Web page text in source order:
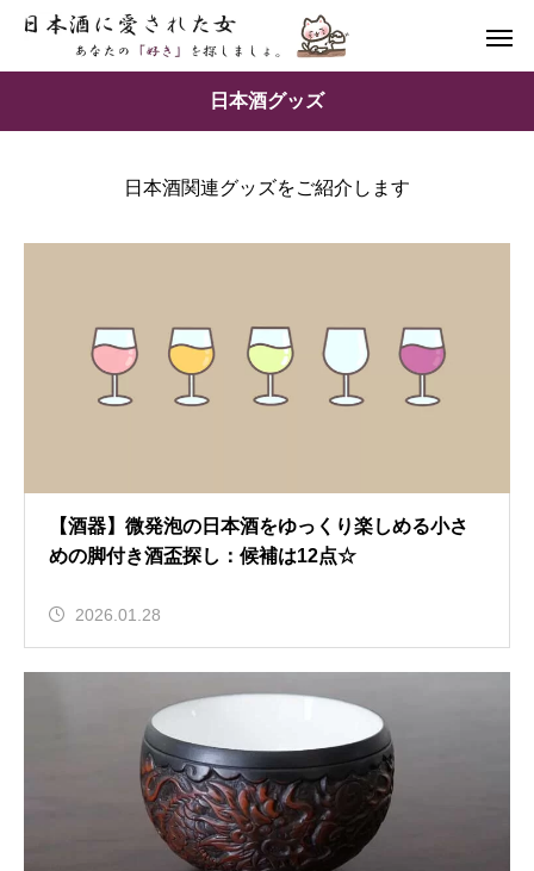
日本酒グッズ
日本酒関連グッズをご紹介します
【酒器】微発泡の日本酒をゆっくり楽しめる小さ
めの脚付き酒盃探し：候補は12点☆
2026.01.28